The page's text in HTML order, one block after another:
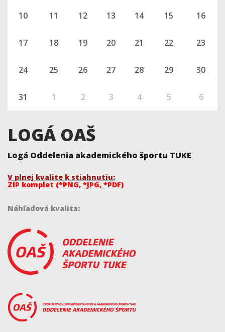
10 11 12 13 14 15 16
17 18 19 20 21 22 23
24 25 26 27 28 29 30
31 1 2 3 4 5 6
LOGÁ OAŠ
Logá Oddelenia akademického športu TUKE
V plnej kvalite k stiahnutiu:
ZIP komplet (*PNG, *JPG, *PDF)
Náhľadová kvalita: